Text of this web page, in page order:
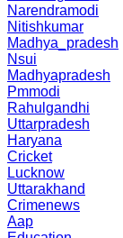
Narendramodi
Nitishkumar
Madhya_pradesh
Nsui
Madhyapradesh
Pmmodi
Rahulgandhi
Uttarpradesh
Haryana
Cricket
Lucknow
Uttarakhand
Crimenews
Aap